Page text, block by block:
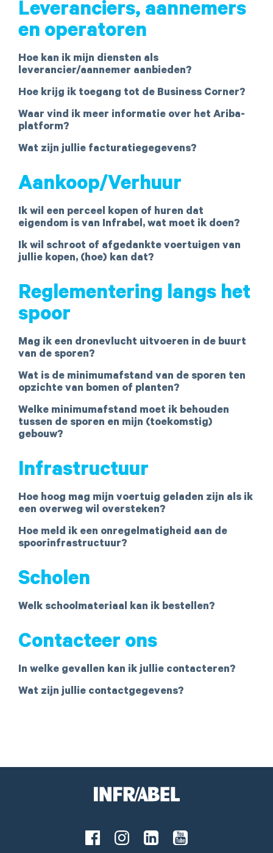
Leveranciers, aannemers
en operatoren
Hoe kan ik mijn diensten als
leverancier/aannemer aanbieden?
Hoe krijg ik toegang tot de Business Corner?
Waar vind ik meer informatie over het Ariba-
platform?
Wat zijn jullie facturatiegegevens?
Aankoop/Verhuur
Ik wil een perceel kopen of huren dat
eigendom is van Infrabel, wat moet ik doen?
Ik wil schroot of afgedankte voertuigen van
jullie kopen, (hoe) kan dat?
Reglementering langs het
spoor
Mag ik een dronevlucht uitvoeren in de buurt
van de sporen?
Wat is de minimumafstand van de sporen ten
opzichte van bomen of planten?
Welke minimumafstand moet ik behouden
tussen de sporen en mijn (toekomstig)
gebouw?
Infrastructuur
Hoe hoog mag mijn voertuig geladen zijn als ik
een overweg wil oversteken?
Hoe meld ik een onregelmatigheid aan de
spoorinfrastructuur?
Scholen
Welk schoolmateriaal kan ik bestellen?
Contacteer ons
In welke gevallen kan ik jullie contacteren?
Wat zijn jullie contactgegevens?
FacebookInstagramLinkedIn Youtube